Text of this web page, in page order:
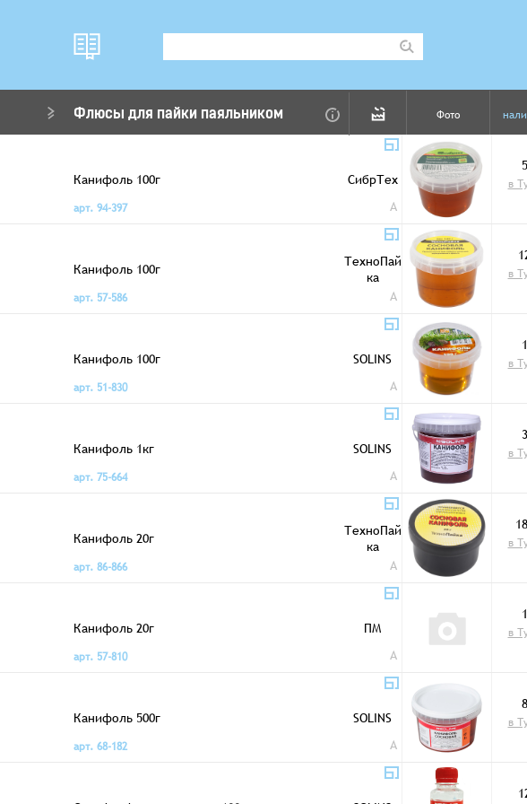
Флюсы для пайки паяльником Фото
Канифоль 100г
СибрТех
арт. 94-397
A
5
в
Канифоль 100г
ТехноПай
ка
арт. 57-586
A
в
Канифоль 100г
SOLINS
арт. 51-830
A
1
в
Канифоль 1кг
SOLINS
арт. 75-664
A
3
в
Канифоль 20г
ТехноПай
ка
арт. 86-866
A
в
Канифоль 20г
ПМ
арт. 57-810
A
1
в
Канифоль 500г
SOLINS
арт. 68-182
A
8
в